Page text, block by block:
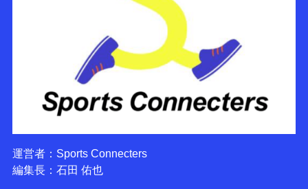
運営者：Sports Connecters
編集長：石田 佑也